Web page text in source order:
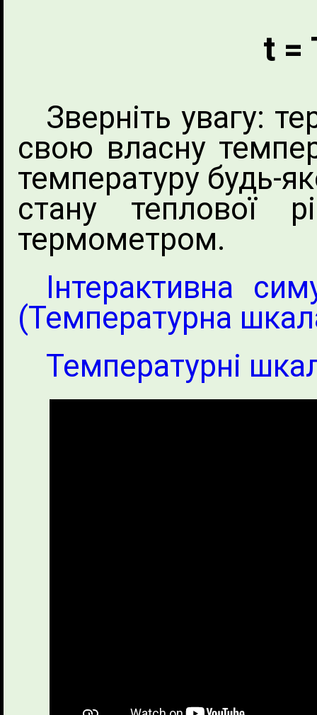
t =
Зверніть увагу:
свою власну
температуру будь-
стану теплової
термометром.
Інтерактивна
(Температурна
Температурні